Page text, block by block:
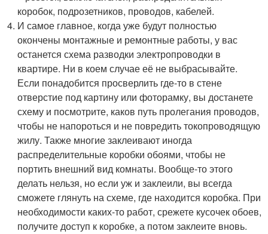
коробок, подрозетников, проводов, кабелей.
И самое главное, когда уже будут полностью
окончены монтажные и ремонтные работы, у вас
останется схема разводки электропроводки в
квартире. Ни в коем случае её не выбрасывайте.
Если понадобится просверлить где-то в стене
отверстие под картину или фоторамку, вы достанете
схему и посмотрите, каков путь пролегания проводов,
чтобы не напороться и не повредить токопроводящую
жилу. Также многие заклеивают иногда
распределительные коробки обоями, чтобы не
портить внешний вид комнаты. Вообще-то этого
делать нельзя, но если уж и заклеили, вы всегда
сможете глянуть на схеме, где находится коробка. При
необходимости каких-то работ, срежете кусочек обоев,
получите доступ к коробке, а потом заклеите вновь.